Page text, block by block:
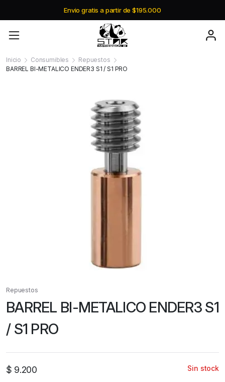
Envio gratis a partir de $195.000
Inicio Consumibles
Repuestos
BARREL BI-METALICO ENDER3 S1 / S1 PRO
Repuestos
BARREL BI-METALICO ENDER3 S1
/ S1 PRO
$ 9.200 Sin stock